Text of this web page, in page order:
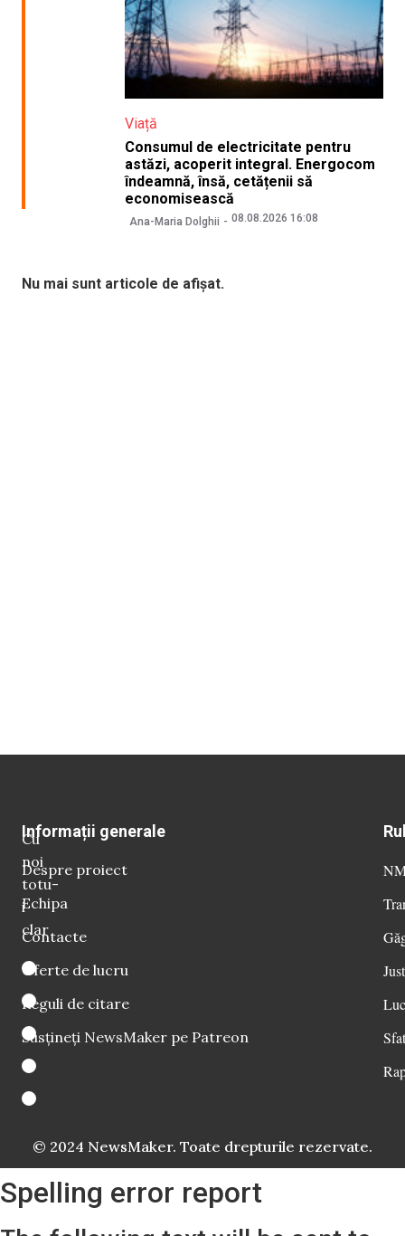
Viață
Consumul de electricitate pentru
astăzi, acoperit integral. Energocom
îndeamnă, însă, cetățenii să
economisească
Ana-Maria Dolghii 08.08.2026 16:08
Nu mai sunt articole de afișat.
Cu
noi
totu-
i
clar
Informații generale
Despre proiect
Echipa
Contacte
Oferte de lucru
Reguli de citare
Susțineți NewsMaker pe Patreon
© 2024 NewsMaker. Toate drepturile rezervate.
Spelling error report